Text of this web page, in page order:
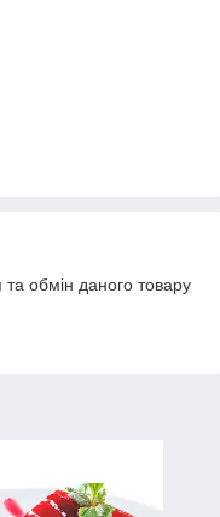
обмін даного товару